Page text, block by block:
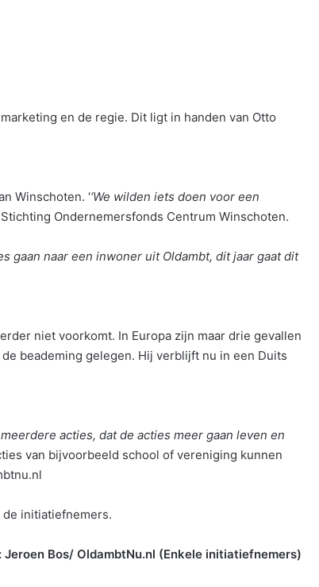
en de regie. Dit ligt in handen van Otto
Winschoten. ‘‘We wilden iets doen voor een
Stichting Ondernemersfonds Centrum Winschoten.
gaan naar een inwoner uit Oldambt, dit jaar gaat dit
niet voorkomt. In Europa zijn maar drie gevallen
beademing gelegen. Hij verblijft nu in een Duits
acties, dat de acties meer gaan leven en
van bijvoorbeeld school of vereniging kunnen
initiatiefnemers.
Jeroen Bos/ OldambtNu.nl (Enkele initiatiefnemers)